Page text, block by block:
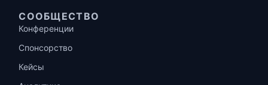
СООБЩЕСТВО
Конференции
Спонсорство
Кейсы